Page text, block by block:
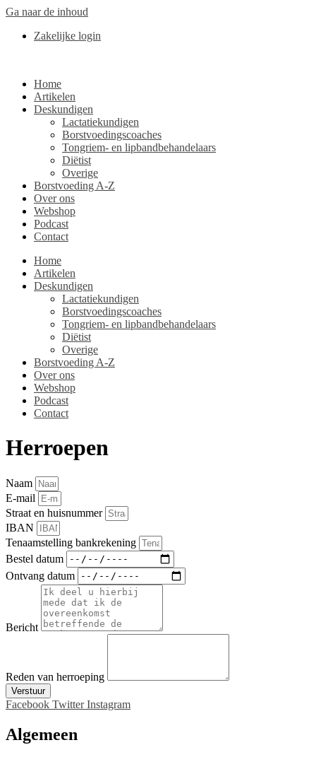
Ga naar de inhoud
Zakelijke login
Home
Artikelen
Deskundigen
Lactatiekundigen
Borstvoedingscoaches
Tongriem- en lipbandbehandelaars
Diëtist
Overige
Borstvoeding A-Z
Over ons
Webshop
Podcast
Contact
Home
Artikelen
Deskundigen
Lactatiekundigen
Borstvoedingscoaches
Tongriem- en lipbandbehandelaars
Diëtist
Overige
Borstvoeding A-Z
Over ons
Webshop
Podcast
Contact
Herroepen
Naam
E-mail
Straat en huisnummer
IBAN
Tenaamstelling bankrekening
Bestel datum
Ontvang datum
Bericht
Reden van herroeping
Verstuur
Facebook Twitter Instagram
Algemeen